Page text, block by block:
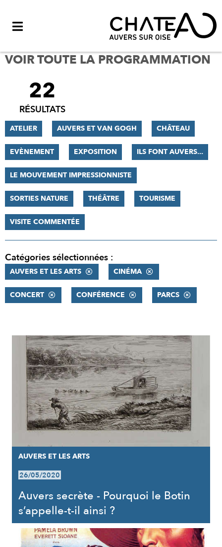
VOIR TOUTE LA PROGRAMMATION
FILTRER
RÉSULTATS
22
RÉSULTATS
ATELIER AUVERS ET VAN GOGH CHÂTEAU
EVÈNEMENT EXPOSITION ILS FONT AUVERS...
LE MOUVEMENT IMPRESSIONNISTE
SORTIES NATURE THÉÂTRE TOURISME
VISITE COMMENTÉE
Catégories sélectionnées :
AUVERS ET LES ARTS CINÉMA
CONCERT CONFÉRENCE PARCS
RÉSULTATS
AUVERS ET LES ARTS
26/05/2020
Auvers secrète - Pourquoi le Botin
s’appelle-t-il ainsi ?